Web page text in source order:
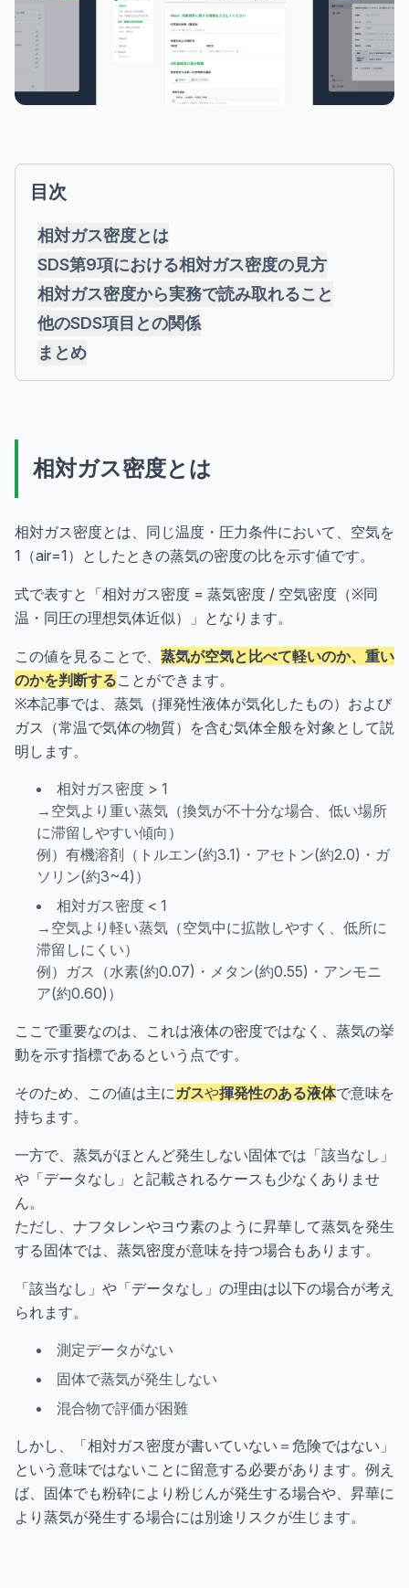
目次
相対ガス密度とは
SDS第9項における相対ガス密度の見方
相対ガス密度から実務で読み取れること
他のSDS項目との関係
まとめ
相対ガス密度とは
相対ガス密度とは、同じ温度・圧力条件において、空気を
1（air=1）としたときの蒸気の密度の比を示す値です。
式で表すと「相対ガス密度 = 蒸気密度 / 空気密度（※同
温・同圧の理想気体近似）」となります。
この値を見ることで、 蒸気が空気と比べて軽いのか、重い
のかを判断することができます。
※本記事では、蒸気（揮発性液体が気化したもの）および
ガス（常温で気体の物質）を含む気体全般を対象として説
明します。
相対ガス密度 > 1
→空気より重い蒸気（換気が不十分な場合、低い場所
に滞留しやすい傾向）
例）有機溶剤（トルエン(約3.1)・アセトン(約2.0)・ガ
ソリン(約3~4)）
相対ガス密度 < 1
→空気より軽い蒸気（空気中に拡散しやすく、低所に
滞留しにくい）
例）ガス（水素(約0.07)・メタン(約0.55)・アンモニ
ア(約0.60)）
ここで重要なのは、これは液体の密度ではなく、蒸気の挙
動を示す指標であるという点です。
そのため、この値は主に ガスや揮発性のある液体で意味を
持ちます。
一方で、蒸気がほとんど発生しない固体では「該当なし」
や「データなし」と記載されるケースも少なくありませ
ん。
ただし、ナフタレンやヨウ素のように昇華して蒸気を発生
する固体では、蒸気密度が意味を持つ場合もあります。
「該当なし」や「データなし」の理由は以下の場合が考え
られます。
測定データがない
固体で蒸気が発生しない
混合物で評価が困難
しかし、「相対ガス密度が書いていない＝危険ではない」
という意味ではないことに留意する必要があります。例え
ば、固体でも粉砕により粉じんが発生する場合や、昇華に
より蒸気が発生する場合には別途リスクが生じます。